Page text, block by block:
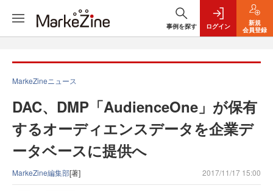
事例を探す ログイン
新規
会員登録
MarkeZineニュース
DAC、DMP「AudienceOne」が保有
するオーディエンスデータを企業デ
ータベースに提供へ
MarkeZine編集部[著] 2017/11/17 15:00